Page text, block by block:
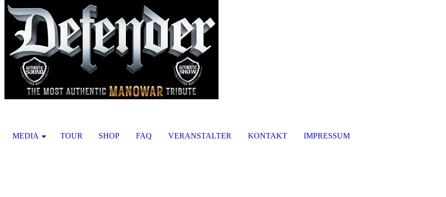
MEDIA TOUR SHOP FAQ VERANSTALTER KONTAKT IMPRESSUM